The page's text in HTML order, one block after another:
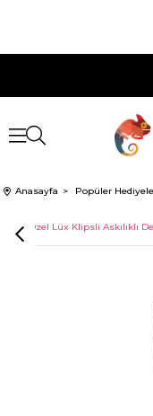
Anasayfa Popüler
İsme Özel Lüx Klipsli Askılıklı